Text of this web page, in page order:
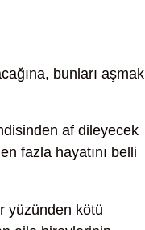
bunları aşmak
af dileyecek
fazla hayatını belli
yüzünden kötü